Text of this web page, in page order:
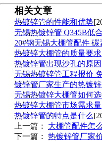
相关文章
热镀锌管的性能和优势
无锡热镀锌管 Q345B低
20#钢无锡大棚管配件
热镀锌大棚管的质量要求
热镀锌管出现沙孔的原因
无锡热镀锌管工程报价
镀锌管厂家生产的热镀
无锡热镀锌大棚管如何
热镀锌大棚管市场需求量
热镀锌管的特点是什么
上一篇： 大棚管配件怎
下一篇： 热镀锌管厂家